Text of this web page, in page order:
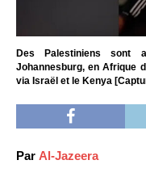
Des Palestiniens sont
Johannesburg, en Afrique
via Israël et le Kenya
Par Al-Jazeera